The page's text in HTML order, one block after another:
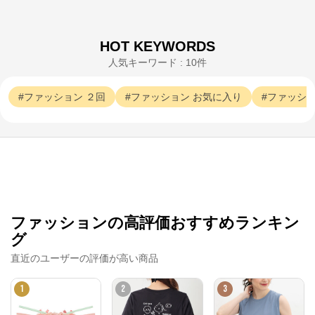
HOT KEYWORDS
人気キーワード : 10件
ファッション ２回 ファッション お気に入り ファッシ
ファッションの高評価おすすめランキン
グ
直近のユーザーの評価が高い商品
1 2 3